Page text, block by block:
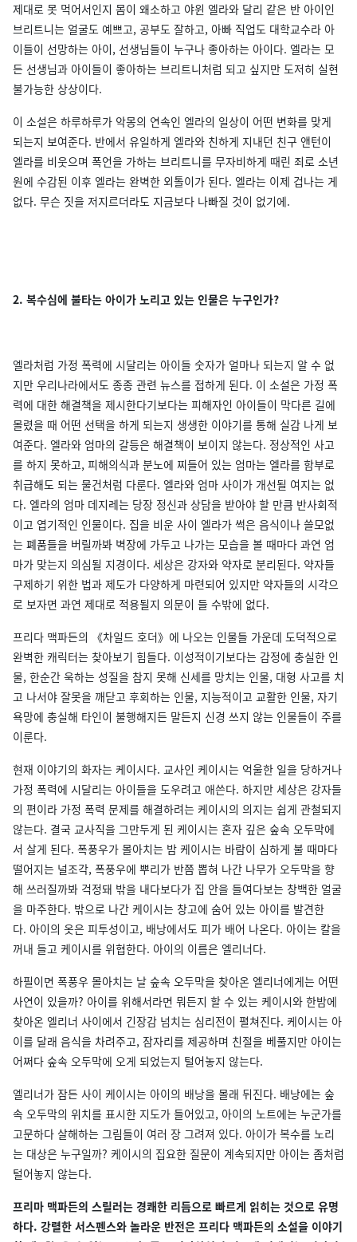
제대로 못 먹어서인지 몸이 왜소하고 야윈 엘라와 달리 같은 반 아이인
브리트니는 얼굴도 예쁘고, 공부도 잘하고, 아빠 직업도 대학교수라 아
이들이 선망하는 아이, 선생님들이 누구나 좋아하는 아이다. 엘라는 모
든 선생님과 아이들이 좋아하는 브리트니처럼 되고 싶지만 도저히 실현
불가능한 상상이다.
이 소설은 하루하루가 악몽의 연속인 엘라의 일상이 어떤 변화를 맞게
되는지 보여준다. 반에서 유일하게 엘라와 친하게 지내던 친구 앤턴이
엘라를 비웃으며 폭언을 가하는 브리트니를 무자비하게 때린 죄로 소년
원에 수감된 이후 엘라는 완벽한 외톨이가 된다. 엘라는 이제 겁나는 게
없다. 무슨 짓을 저지르더라도 지금보다 나빠질 것이 없기에.
2. 복수심에 불타는 아이가 노리고 있는 인물은 누구인가?
엘라처럼 가정 폭력에 시달리는 아이들 숫자가 얼마나 되는지 알 수 없
지만 우리나라에서도 종종 관련 뉴스를 접하게 된다. 이 소설은 가정 폭
력에 대한 해결책을 제시한다기보다는 피해자인 아이들이 막다른 길에
몰렸을 때 어떤 선택을 하게 되는지 생생한 이야기를 통해 실감 나게 보
여준다. 엘라와 엄마의 갈등은 해결책이 보이지 않는다. 정상적인 사고
를 하지 못하고, 피해의식과 분노에 찌들어 있는 엄마는 엘라를 함부로
취급해도 되는 물건처럼 다룬다. 엘라와 엄마 사이가 개선될 여지는 없
다. 엘라의 엄마 데지레는 당장 정신과 상담을 받아야 할 만큼 반사회적
이고 엽기적인 인물이다. 집을 비운 사이 엘라가 썩은 음식이나 쓸모없
는 폐품들을 버릴까봐 벽장에 가두고 나가는 모습을 볼 때마다 과연 엄
마가 맞는지 의심될 지경이다. 세상은 강자와 약자로 분리된다. 약자들
구제하기 위한 법과 제도가 다양하게 마련되어 있지만 약자들의 시각으
로 보자면 과연 제대로 적용될지 의문이 들 수밖에 없다.
프리다 맥파든의 《차일드 호더》에 나오는 인물들 가운데 도덕적으로
완벽한 캐릭터는 찾아보기 힘들다. 이성적이기보다는 감정에 충실한 인
물, 한순간 욱하는 성질을 참지 못해 신세를 망치는 인물, 대형 사고를 치
고 나서야 잘못을 깨닫고 후회하는 인물, 지능적이고 교활한 인물, 자기
욕망에 충실해 타인이 불행해지든 말든지 신경 쓰지 않는 인물들이 주를
이룬다.
현재 이야기의 화자는 케이시다. 교사인 케이시는 억울한 일을 당하거나
가정 폭력에 시달리는 아이들을 도우려고 애쓴다. 하지만 세상은 강자들
의 편이라 가정 폭력 문제를 해결하려는 케이시의 의지는 쉽게 관철되지
않는다. 결국 교사직을 그만두게 된 케이시는 혼자 깊은 숲속 오두막에
서 살게 된다. 폭풍우가 몰아치는 밤 케이시는 바람이 심하게 불 때마다
떨어지는 널조각, 폭풍우에 뿌리가 반쯤 뽑혀 나간 나무가 오두막을 향
해 쓰러질까봐 걱정돼 밖을 내다보다가 집 안을 들여다보는 창백한 얼굴
을 마주한다. 밖으로 나간 케이시는 창고에 숨어 있는 아이를 발견한
다. 아이의 옷은 피투성이고, 배낭에서도 피가 배어 나온다. 아이는 칼을
꺼내 들고 케이시를 위협한다. 아이의 이름은 엘리너다.
하필이면 폭풍우 몰아치는 날 숲속 오두막을 찾아온 엘리너에게는 어떤
사연이 있을까? 아이를 위해서라면 뭐든지 할 수 있는 케이시와 한밤에
찾아온 엘리너 사이에서 긴장감 넘치는 심리전이 펼쳐진다. 케이시는 아
이를 달래 음식을 차려주고, 잠자리를 제공하며 친절을 베풀지만 아이는
어쩌다 숲속 오두막에 오게 되었는지 털어놓지 않는다.
엘리너가 잠든 사이 케이시는 아이의 배낭을 몰래 뒤진다. 배낭에는 숲
속 오두막의 위치를 표시한 지도가 들어있고, 아이의 노트에는 누군가를
고문하다 살해하는 그림들이 여러 장 그려져 있다. 아이가 복수를 노리
는 대상은 누구일까? 케이시의 집요한 질문이 계속되지만 아이는 좀처럼
털어놓지 않는다.
프리마 맥파든의 스릴러는 경쾌한 리듬으로 빠르게 읽히는 것으로 유명
하다. 강렬한 서스펜스와 놀라운 반전은 프리다 맥파든의 소설을 이야기